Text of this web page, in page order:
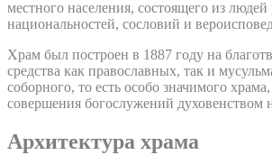
местного населения, состоящего из людей
национальностей, сословий и
Храм был построен в 1887 году на
средства как православных, так и
соборного, то есть особо значимого
совершения богослужений духовенством
Архитектура храма